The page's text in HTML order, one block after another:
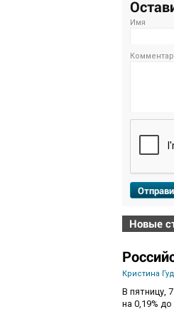
Имя
Новые
Кристина
В пятницу,
на 0,19%